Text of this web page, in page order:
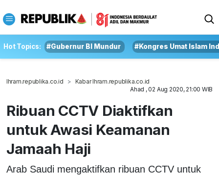
Hot Topics: #Gubernur BI Mundur #Kongres Umat Islam
Ihram.republika.co.id
Kabar Ihram.republika.co.id
Ahad , 02 Aug 2020, 21:00 WIB
Ribuan CCTV Diaktifkan
untuk Awasi Keamanan
Jamaah Haji
Arab Saudi mengaktifkan ribuan CCTV untuk